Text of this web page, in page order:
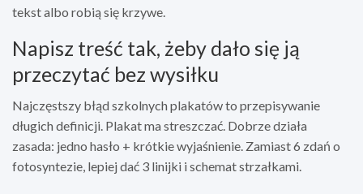
tekst albo robią się krzywe.
Napisz treść tak, żeby dało się ją
przeczytać bez wysiłku
Najczęstszy błąd szkolnych plakatów to przepisywanie
długich definicji. Plakat ma streszczać. Dobrze działa
zasada: jedno hasło + krótkie wyjaśnienie. Zamiast 6 zdań o
fotosyntezie, lepiej dać 3 linijki i schemat strzałkami.